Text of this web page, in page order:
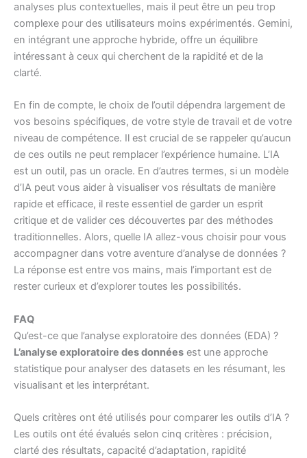
analyses plus contextuelles, mais il peut être un peu trop
complexe pour des utilisateurs moins expérimentés. Gemini,
en intégrant une approche hybride, offre un équilibre
intéressant à ceux qui cherchent de la rapidité et de la
clarté.
En fin de compte, le choix de l’outil dépendra largement de
vos besoins spécifiques, de votre style de travail et de votre
niveau de compétence. Il est crucial de se rappeler qu’aucun
de ces outils ne peut remplacer l’expérience humaine. L’IA
est un outil, pas un oracle. En d’autres termes, si un modèle
d’IA peut vous aider à visualiser vos résultats de manière
rapide et efficace, il reste essentiel de garder un esprit
critique et de valider ces découvertes par des méthodes
traditionnelles. Alors, quelle IA allez-vous choisir pour vous
accompagner dans votre aventure d’analyse de données ?
La réponse est entre vos mains, mais l’important est de
rester curieux et d’explorer toutes les possibilités.
FAQ
Qu’est-ce que l’analyse exploratoire des données (EDA) ?
L’analyse exploratoire des données est une approche
statistique pour analyser des datasets en les résumant, les
visualisant et les interprétant.
Quels critères ont été utilisés pour comparer les outils d’IA ?
Les outils ont été évalués selon cinq critères : précision,
clarté des résultats, capacité d’adaptation, rapidité